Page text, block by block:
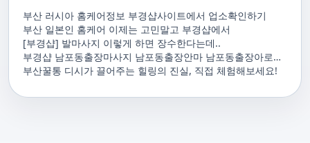
부산 러시아 홈케어정보 부경샵사이트에서 업소확인하기
부산 일본인 홈케어 이제는 고민말고 부경샵에서
[부경샵] 발마사지 이렇게 하면 장수한다는데..
부경샵 남포동출장마사지 남포동출장안마 남포동출장아로마
남포동홈마사지 남포동마사지출장
부산꿀통 디시가 끌어주는 힐링의 진실, 직접 체험해보세요!